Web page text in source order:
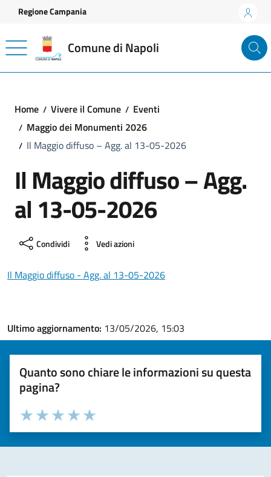
Vai ai contenuti
Vai al footer
Regione Campania
Comune di Napoli
Home Vivere il Comune
Eventi
Maggio dei Monumenti 2026
Il Maggio diffuso – Agg. al 13-05-2026
Il Maggio diffuso – Agg.
al 13-05-2026
Condividi Vedi azioni
Il Maggio diffuso - Agg. al 13-05-2026
Ultimo aggiornamento: 13/05/2026, 15:03
Quanto sono chiare le informazioni su questa
pagina?
Valuta la chiarezza delle informazioni (da 1 a 5 stelle)
Seleziona il numero di stelle per valutare la chiarezza delle
Valuta 5 stelle su 5
Valuta 4 stelle su 5
Valuta 3 stelle su 5
Valuta 2 stelle su 5
Valuta 1 stelle su 5